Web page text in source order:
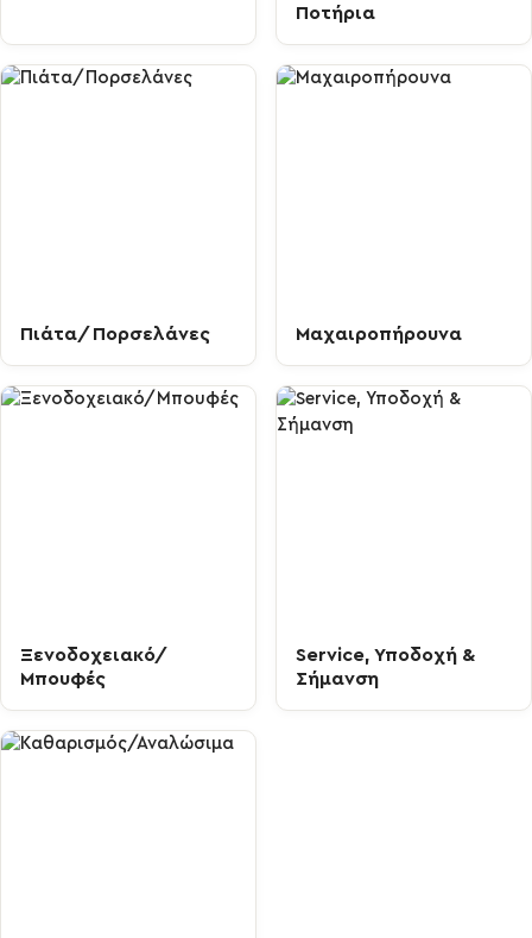
Ποτήρια
Πιάτα/Πορσελάνες Μαχαιροπήρουνα
Ξενοδοχειακό/
Μπουφές
Service, Υποδοχή &
Σήμανση